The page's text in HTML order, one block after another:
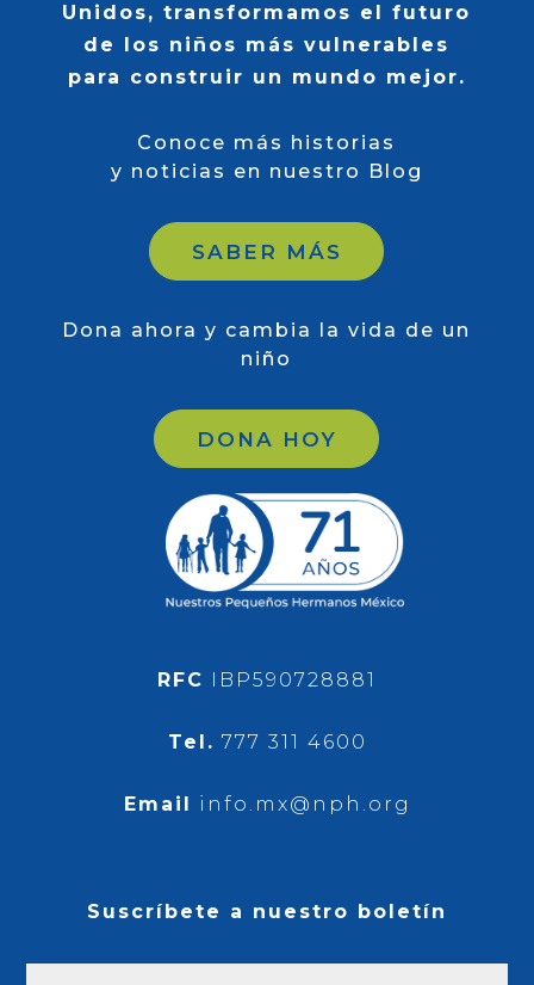
Unidos, transformamos el futuro
de los niños más vulnerables
para construir un mundo mejor.
Conoce más historias
y noticias en nuestro Blog
SABER MÁS
Dona ahora y cambia
la vida de un
niño
DONA HOY
RFC IBP590728881
Tel. 777 311 4600
Email info.mx@nph.org
Suscríbete a nuestro boletín